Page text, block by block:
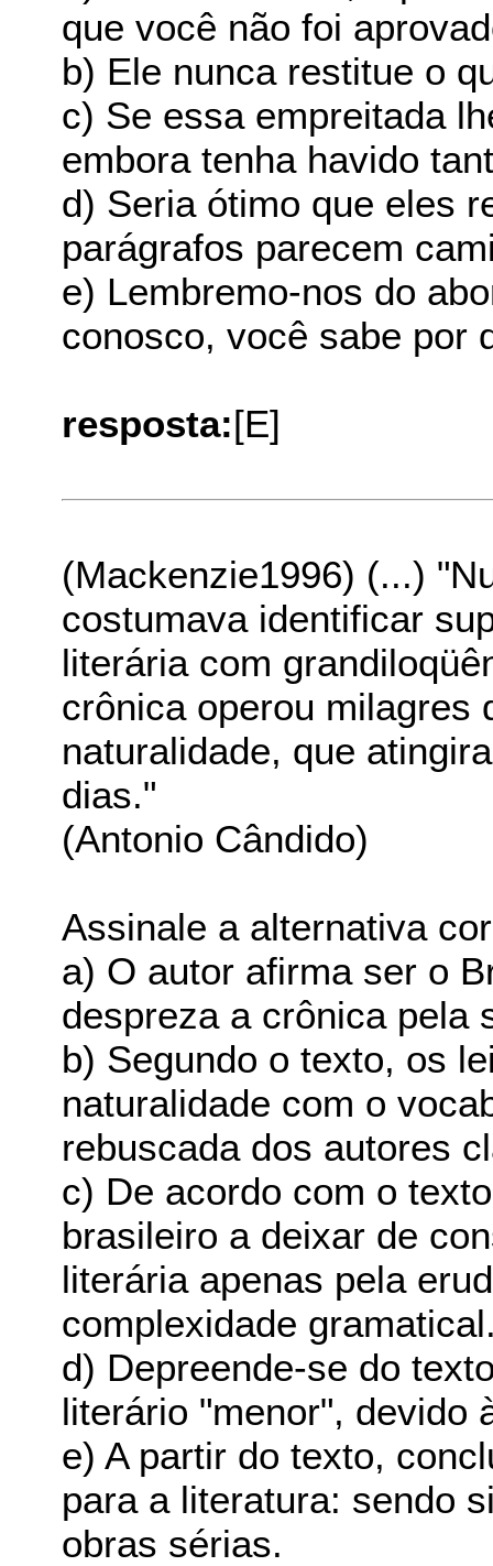
que você não foi
b) Ele nunca restitue o
c) Se essa empreitada
embora tenha havido
d) Seria ótimo que eles
parágrafos parecem
e) Lembremo-nos do
conosco, você sabe por
resposta:[E]
(Mackenzie1996) (...)
costumava identificar
literária com
crônica operou milagres
naturalidade, que
dias."
(Antonio Cândido)
Assinale a alternativa
a) O autor afirma ser o
despreza a crônica pela
b) Segundo o texto, os
naturalidade com o
rebuscada dos autores
c) De acordo com o
brasileiro a deixar de
literária apenas pela
complexidade
d) Depreende-se do
literário "menor", devido
e) A partir do texto,
para a literatura: sendo
obras sérias.